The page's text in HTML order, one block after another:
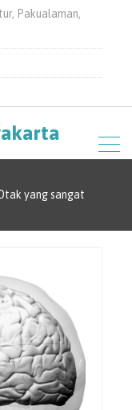
Pakualaman,
yang sangat